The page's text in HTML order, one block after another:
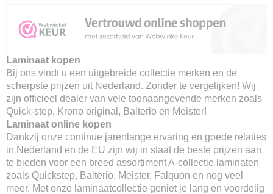
Laminaat kopen
Bij ons vindt u een uitgebreide collectie merken en de
scherpste prijzen uit Nederland. Zonder te vergelijken! Wij
zijn officieel dealer van vele toonaangevende merken zoals
Quick-step, Krono original, Balterio en Meister!
Laminaat online kopen
Dankzij onze continue jarenlange ervaring en goede relaties
in Nederland en de EU zijn wij in staat de beste prijzen aan
te bieden voor een breed assortiment A-collectie laminaten
zoals Quickstep, Balterio, Meister, Falquon en nog veel
meer. Met onze laminaatcollectie geniet je lang en voordelig